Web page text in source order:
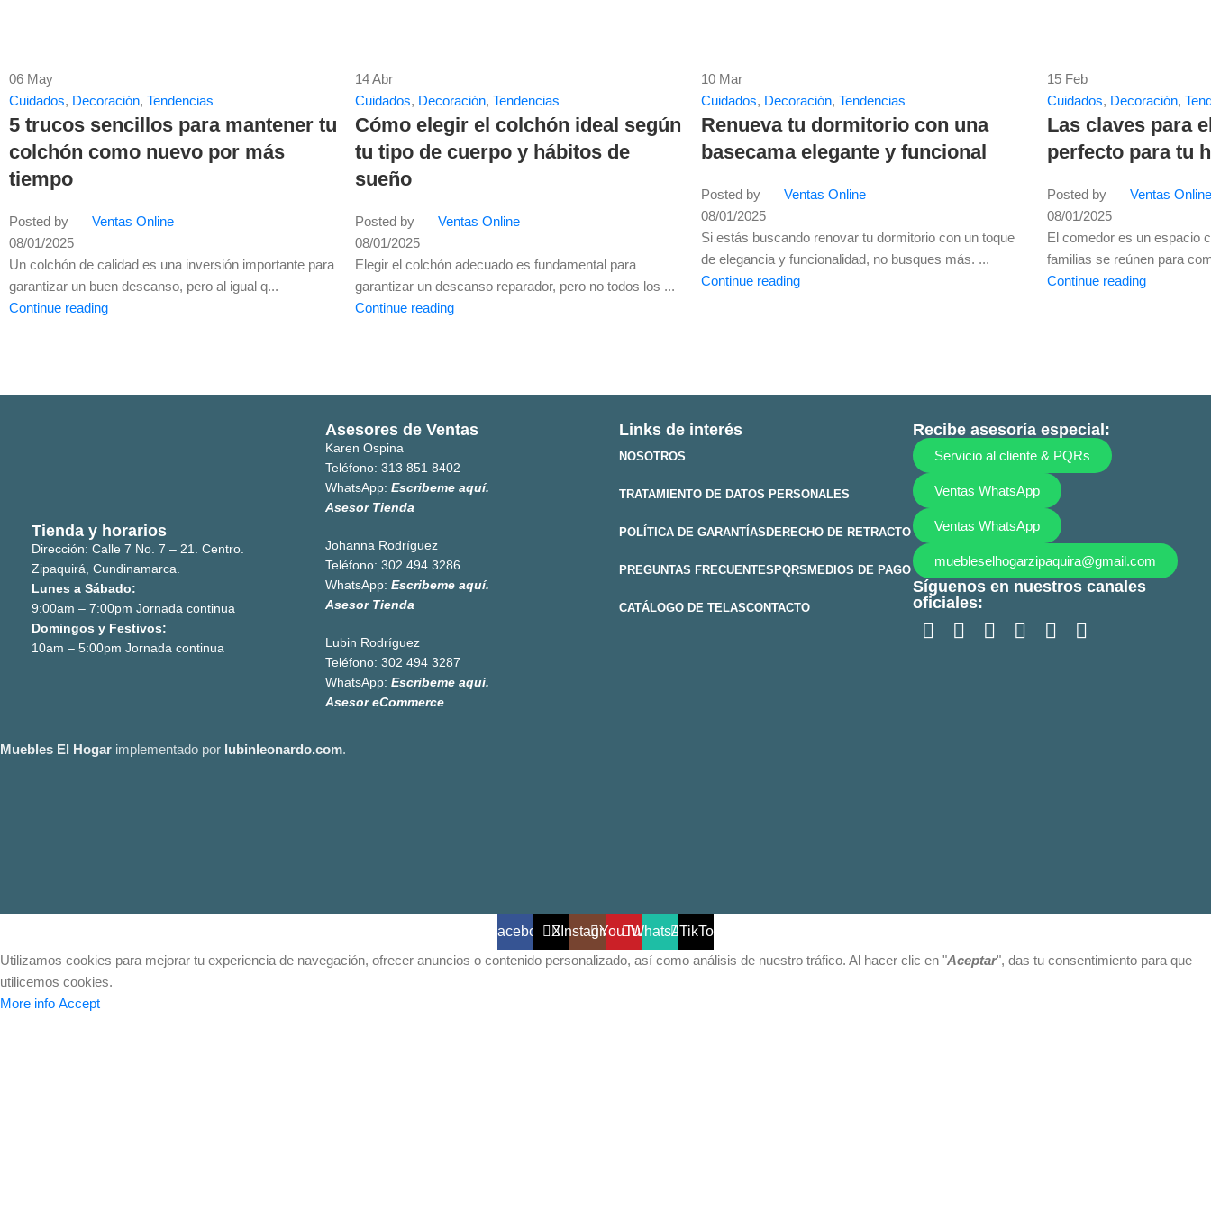
06 May
Cuidados, Decoración, Tendencias
5 trucos sencillos para mantener tu
colchón como nuevo por más
tiempo
Posted by
Ventas Online
08/01/2025
Un colchón de calidad es una inversión importante para
garantizar un buen descanso, pero al igual q...
Continue reading
14Abr
Cuidados, Decoración, Tendencias
Cómo elegir el colchón ideal según
tu tipo de cuerpo y hábitos de
sueño
Posted by
Ventas Online
08/01/2025
Elegir el colchón adecuado es fundamental para
garantizar un descanso reparador, pero no todos los ...
Continue reading
10 Mar
Cuidados, Decoración, Tendencias
Renueva tu dormitorio con una
basecama elegante y funcional
Posted by
Ventas Online
08/01/2025
Si estás buscando renovar tu dormitorio con un toque
de elegancia y funcionalidad, no busques más. ...
Continue reading
15 Feb
Cuidados, Decoración,
Las claves para
perfecto para tu
Posted by
Ventas Online
08/01/2025
El comedor es un espacio
familias se reúnen para
Continue reading
Tienda y horarios
Dirección: Calle 7 No. 7 – 21. Centro.
Zipaquirá, Cundinamarca.
Lunes a Sábado:
9:00am – 7:00pm Jornada continua
Domingos y Festivos:
10am – 5:00pm Jornada continua
Asesores de Ventas
Karen Ospina
Teléfono: 313 851 8402
WhatsApp: Escribeme aquí.
Asesor Tienda
Johanna Rodríguez
Teléfono: 302 494 3286
WhatsApp: Escribeme aquí.
Asesor Tienda
Lubin Rodríguez
Teléfono: 302 494 3287
WhatsApp: Escribeme aquí.
Asesor eCommerce
Links de interés
NOSOTROS
TRATAMIENTO DE DATOS PERSONALES
POLÍTICA DE GARANTÍAS DERECHO DE RETRACTO
PREGUNTAS FRECUENTES PQRS MEDIOS DE PAGO
CATÁLOGO DE TELASCONTACTO
Recibe asesoría especial:
Servicio al cliente & PQRs
Ventas WhatsApp
Ventas WhatsApp
muebleselhogarzipaquira@gmail.com
Síguenos en nuestros canales
oficiales:
Muebles El Hogar implementado por lubinleonardo.com.
FacebookX InstagramYouTubeWhatsAppTikTok
Utilizamos cookies para mejorar tu experiencia de navegación, ofrecer anuncios o contenido personalizado, así como análisis de nuestro tráfico. Al hacer clic en "Aceptar", das tu consentimiento para que
utilicemos cookies.
More info Accept